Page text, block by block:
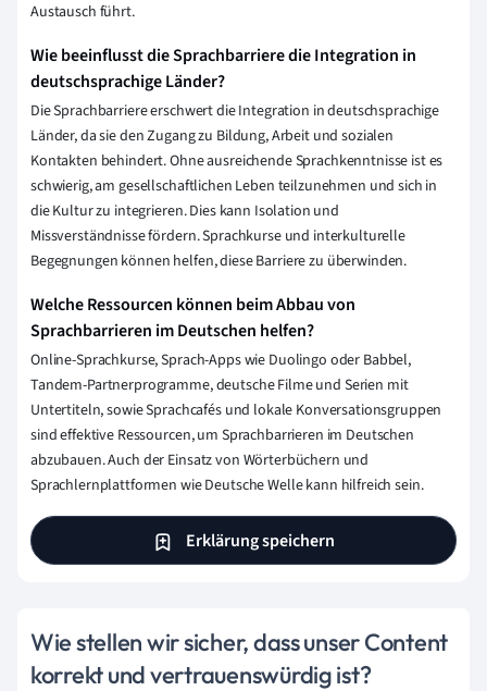
Austausch führt.
Wie beeinflusst die Sprachbarriere die Integration in
deutschsprachige Länder?
Die Sprachbarriere erschwert die Integration in deutschsprachige
Länder, da sie den Zugang zu Bildung, Arbeit und sozialen
Kontakten behindert. Ohne ausreichende Sprachkenntnisse ist es
schwierig, am gesellschaftlichen Leben teilzunehmen und sich in
die Kultur zu integrieren. Dies kann Isolation und
Missverständnisse fördern. Sprachkurse und interkulturelle
Begegnungen können helfen, diese Barriere zu überwinden.
Welche Ressourcen können beim Abbau von
Sprachbarrieren im Deutschen helfen?
Online-Sprachkurse, Sprach-Apps wie Duolingo oder Babbel,
Tandem-Partnerprogramme, deutsche Filme und Serien mit
Untertiteln, sowie Sprachcafés und lokale Konversationsgruppen
sind effektive Ressourcen, um Sprachbarrieren im Deutschen
abzubauen. Auch der Einsatz von Wörterbüchern und
Sprachlernplattformen wie Deutsche Welle kann hilfreich sein.
Erklärung speichern
Wie stellen wir sicher, dass unser Content
korrekt und vertrauenswürdig ist?